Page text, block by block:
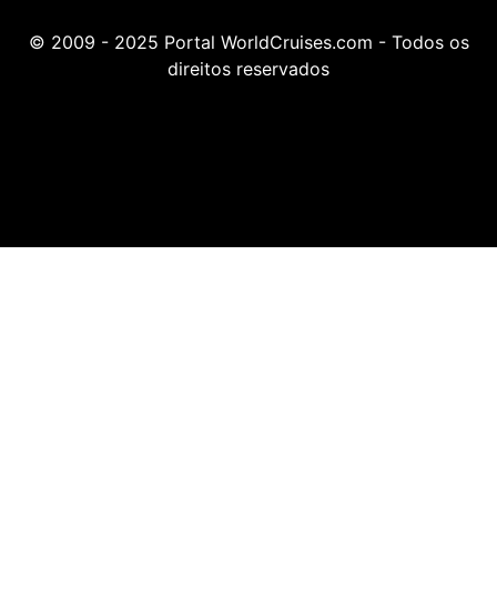
© 2009 - 2025 Portal WorldCruises.com - Todos os
direitos reservados